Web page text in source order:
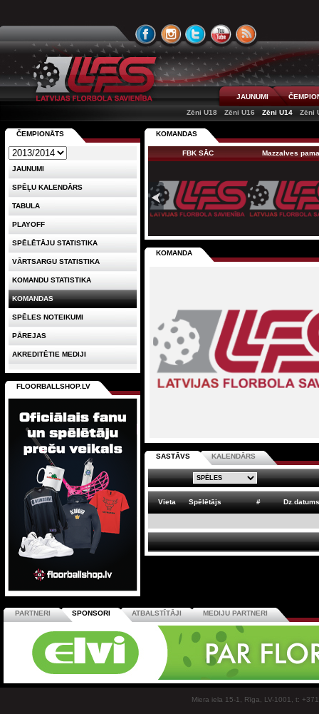
JAUNUMI
Zēni U18
Zēni U16 Zēni U14 Zēni
KOMANDAS
FBK SĀC Mazzalves
KOMANDA
SASTĀVS KALENDĀRS
Vieta Spēlētājs # Dz.datums
ČEMPIONĀTS
JAUNUMI
SPĒĻU KALENDĀRS
TABULA
PLAYOFF
SPĒLĒTĀJU STATISTIKA
VĀRTSARGU STATISTIKA
KOMANDU STATISTIKA
KOMANDAS
SPĒLES NOTEIKUMI
PĀREJAS
AKREDITĒTIE MEDIJI
FLOORBALLSHOP.LV
PARTNERI SPONSORI ATBALSTĪTĀJI MEDIJU PARTNERI
Miera iela 15-1, Rīga, LV-1001, t: